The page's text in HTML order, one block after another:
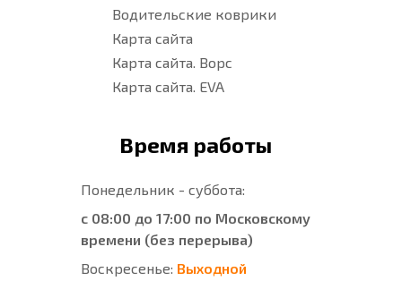
Водительские коврики
Карта сайта
Карта сайта. Ворс
Карта сайта. EVA
Время работы
Понедельник - суббота:
с 08:00 до 17:00 по Московскому
времени (без перерыва)
Воскресенье: Выходной